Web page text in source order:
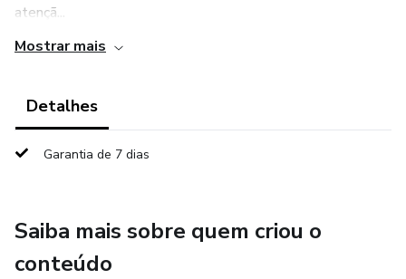
atençã...
Mostrar mais
Detalhes
Garantia de 7 dias
Saiba mais sobre quem criou o
conteúdo